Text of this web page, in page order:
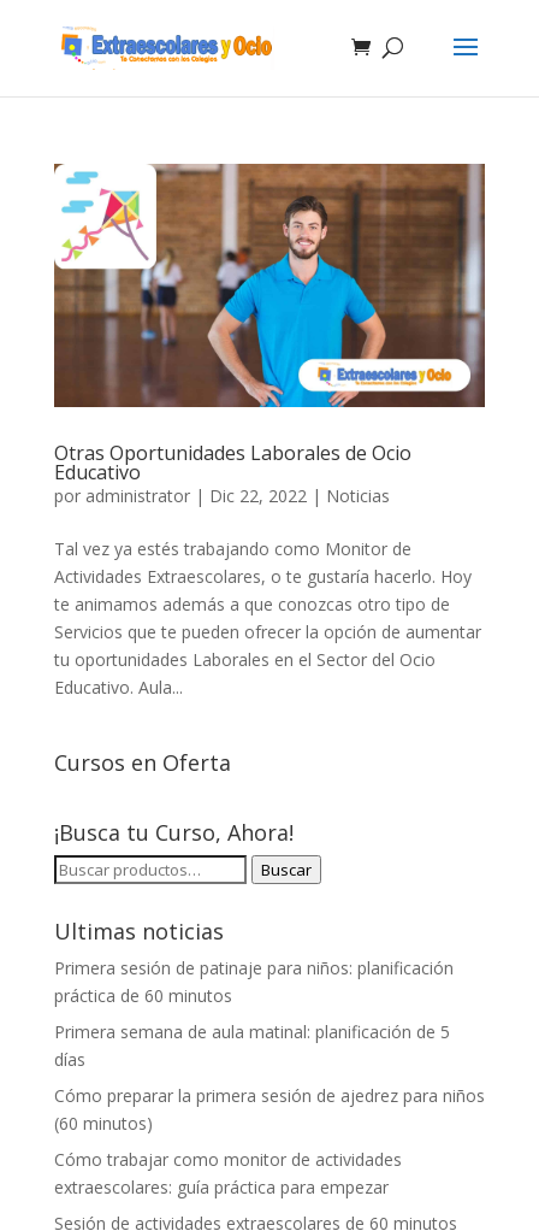
Otras Oportunidades Laborales de Ocio
Educativo
por administrator| Dic 22, 2022 | Noticias
Tal vez ya estés trabajando como Monitor de
Actividades Extraescolares, o te gustaría hacerlo. Hoy
te animamos además a que conozcas otro tipo de
Servicios que te pueden ofrecer la opción de aumentar
tu oportunidades Laborales en el Sector del Ocio
Educativo. Aula...
Cursos en Oferta
¡Busca tu Curso, Ahora!
BUSCAR
Buscar
Ultimas noticias
Primera sesión de patinaje para niños: planificación
práctica de 60 minutos
Primera semana de aula matinal: planificación de 5
días
Cómo preparar la primera sesión de ajedrez para niños
(60 minutos)
Cómo trabajar como monitor de actividades
extraescolares: guía práctica para empezar
Sesión de actividades extraescolares de 60 minutos